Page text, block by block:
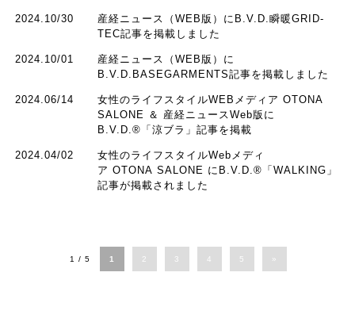
2024.10/30
産経ニュース（WEB版）にB.V.D.瞬暖GRID-
TEC記事を掲載しました
2024.10/01
産経ニュース（WEB版）に
B.V.D.BASEGARMENTS記事を掲載しました
2024.06/14
女性のライフスタイルWEBメディア OTONA
SALONE ＆ 産経ニュースWeb版に
B.V.D.®「涼ブラ」記事を掲載
2024.04/02
女性のライフスタイルWebメディ
ア OTONA SALONE にB.V.D.®︎「WALKING」
記事が掲載されました
1 / 5 1 2 3 4 5 »